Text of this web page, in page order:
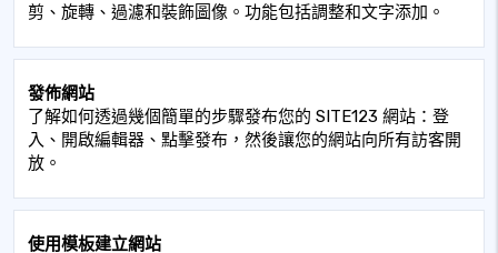
剪、旋轉、過濾和裝飾圖像。功能包括調整和文字添加。
發佈網站
了解如何透過幾個簡單的步驟發布您的 SITE123 網站：登
入、開啟編輯器、點擊發布，然後讓您的網站向所有訪客開
放。
使用模板建立網站